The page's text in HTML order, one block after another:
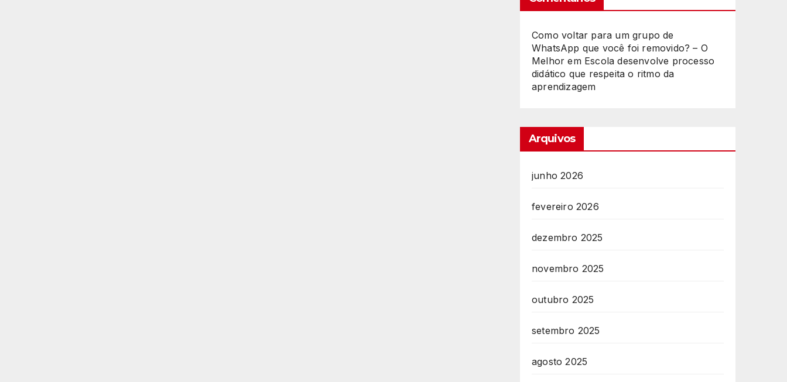
Como voltar para um grupo de
WhatsApp que você foi removido? – O
Melhor em Escola desenvolve processo
didático que respeita o ritmo da
aprendizagem
Arquivos
junho 2026
fevereiro 2026
dezembro 2025
novembro 2025
outubro 2025
setembro 2025
agosto 2025